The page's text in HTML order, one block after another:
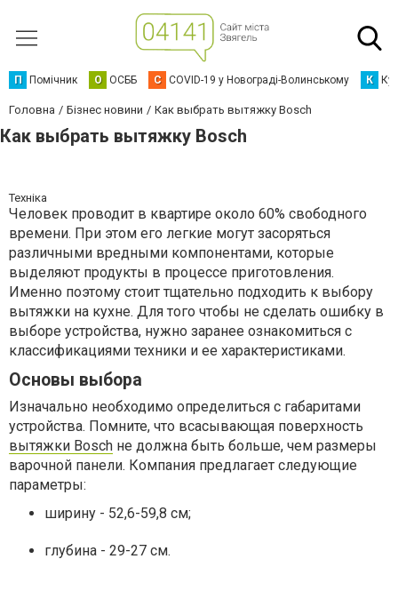
П Помічник О ОСББ C COVID-19 у Новограді-Волинському К
Головна Бізнес новини Как выбрать вытяжку Bosch
Как выбрать вытяжку Bosch
Техніка
Человек проводит в квартире около 60% свободного
времени. При этом его легкие могут засоряться
различными вредными компонентами, которые
выделяют продукты в процессе приготовления.
Именно поэтому стоит тщательно подходить к выбору
вытяжки на кухне. Для того чтобы не сделать ошибку в
выборе устройства, нужно заранее ознакомиться с
классификациями техники и ее характеристиками.
Основы выбора
Изначально необходимо определиться с габаритами
устройства. Помните, что всасывающая поверхность
вытяжки Bosch не должна быть больше, чем размеры
варочной панели. Компания предлагает следующие
параметры:
ширину - 52,6-59,8 см;
глубина - 29-27 см.